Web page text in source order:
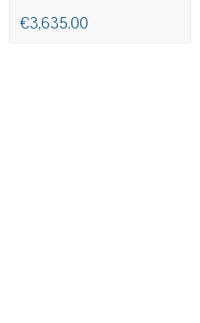
€3,635.00